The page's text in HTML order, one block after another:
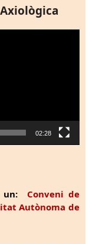
02:28
un: Conveni de
Autònoma de